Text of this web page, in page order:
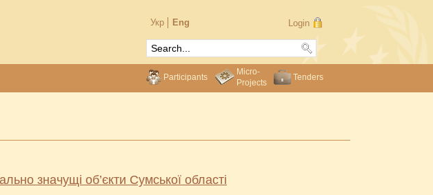
Укр Eng Login
Participants
Micro-
Projects
Tenders
значущі об’єкти Сумської області